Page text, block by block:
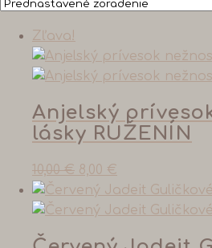
Zľava!
Anjelský
lásky RUŽENÍN
10,00€ 8,00 €